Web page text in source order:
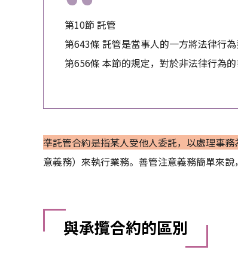
第10節 託管
第643條 託管是當事人的一方將法律行
第656條 本節的規定，對於非法律行為的
準託管合約是指某人受他人委託，以處理事務
意義務）來執行業務。善管注意義務簡單來說
與承攬合約的區別